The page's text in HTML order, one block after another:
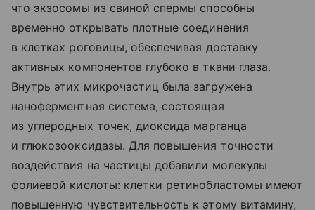
что экзосомы из свиной спермы способны
временно открывать плотные соединения
в клетках роговицы, обеспечивая доставку
активных компонентов глубоко в ткани глаза.
Внутрь этих микрочастиц была загружена
наноферментная система, состоящая
из углеродных точек, диоксида марганца
и глюкозооксидазы. Для повышения точности
воздействия на частицы добавили молекулы
фолиевой кислоты: клетки ретинобластомы имеют
повышенную чувствительность к этому витамину,